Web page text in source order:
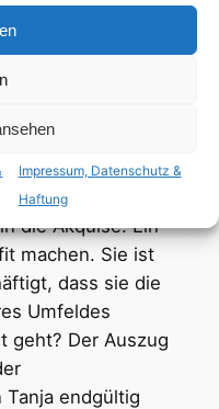
Impressum, Datenschutz &
Haftung
50! Beruflich
das Kinn.
Nachdem
wegbricht,
die Akquise. Ein
machen. Sie ist
dass sie die
Umfeldes
geht? Der Auszug
endgültig